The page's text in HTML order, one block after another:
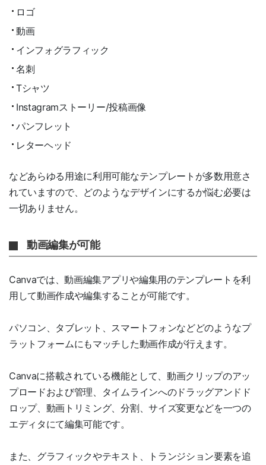
ロゴ
動画
インフォグラフィック
名刺
Tシャツ
Instagramストーリー/投稿画像
パンフレット
レターヘッド
などあらゆる用途に利用可能なテンプレートが多数用意さ
れていますので、どのようなデザインにするか悩む必要は
一切ありません。
動画編集が可能
Canvaでは、動画編集アプリや編集用のテンプレートを利
用して動画作成や編集することが可能です。
パソコン、タブレット、スマートフォンなどどのようなプ
ラットフォームにもマッチした動画作成が行えます。
Canvaに搭載されている機能として、動画クリップのアッ
プロードおよび管理、タイムラインへのドラッグアンドド
ロップ、動画トリミング、分割、サイズ変更などを一つの
エディタにて編集可能です。
また、グラフィックやテキスト、トランジション要素を追